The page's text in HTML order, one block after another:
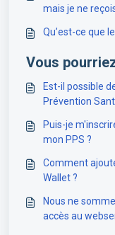
mais je ne
Qu’est-ce que
Vous
Est-il possible
Puis-je
mon PPS ?
Comment
Wallet ?
Nous ne
accès au